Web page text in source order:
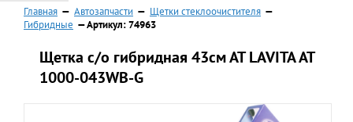
Главная — Автозапчасти — Щетки стеклоочистителя —
Гибридные — Артикул: 74963
Щетка с/о гибридная 43см АТ LAVITA AT
1000-043WB-G